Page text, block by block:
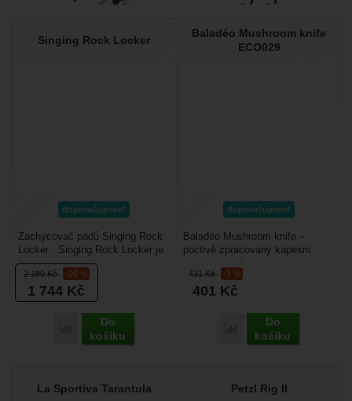
Singing Rock Locker
doporučujeme!
2 180Kč -20 %
1 744 Kč
Přidat 'Singing Rock Locker' k porovnání
Do
košíku
Zachycovač pádů Singing Rock
Locker : Singing Rock Locker je
určený pro pracovní využití ve
výškách nebo...
Baladéo Mushroom knife
ECO029
doporučujeme!
431Kč -7 %
401 Kč
Přidat 'Baladéo
Do
košíku
Baladéo Mushroom knife –
poctivě zpracovaný kapesní
očištění hub. Hlavní...
La Sportiva Tarantula Petzl Rig II